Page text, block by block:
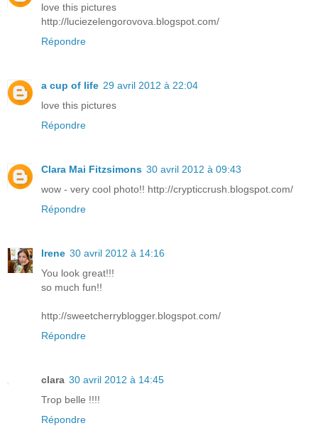
love this pictures
http://luciezelengorovova.blogspot.com/
Répondre
a cup of life 29 avril 2012 à 22:04
love this pictures
Répondre
Clara Mai Fitzsimons 30 avril 2012 à 09:43
wow - very cool photo!! http://crypticcrush.blogspot.com/
Répondre
Irene 30 avril 2012 à 14:16
You look great!!!
so much fun!!
http://sweetcherryblogger.blogspot.com/
Répondre
clara 30 avril 2012 à 14:45
Trop belle !!!!
Répondre